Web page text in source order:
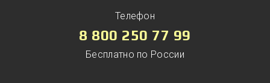
Телефон
8 800 250 77 99
Бесплатно по России